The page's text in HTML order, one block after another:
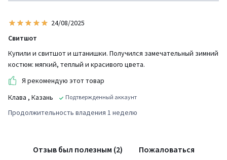
24/08/2025
Свитшот
Купили и свитшот и штанишки. Получился замечательный зимний
костюм: мягкий, теплый и красивого цвета.
Я рекомендую этот товар
Клава , Казань Подтвержденный аккаунт
Продолжительность владения 1 неделю
Отзыв был полезным (2) Пожаловаться